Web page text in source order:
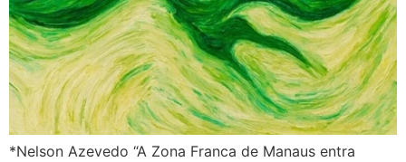
*Nelson Azevedo “A Zona Franca de Manaus entra